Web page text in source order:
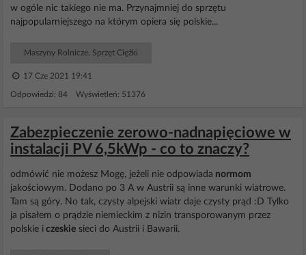
w ogóle nic takiego nie ma. Przynajmniej do sprzętu
najpopularniejszego na którym opiera się polskie...
Maszyny Rolnicze, Sprzęt Ciężki
17 Cze 2021 19:41
Odpowiedzi: 84 Wyświetleń: 51376
Zabezpieczenie zerowo-nadnapięciowe w
instalacji PV 6,5kWp - co to znaczy?
odmówić nie możesz Mogę, jeżeli nie odpowiada normom
jakościowym. Dodano po 3 A w Austrii są inne warunki wiatrowe.
Tam są góry. No tak, czysty alpejski wiatr daje czysty prąd :D Tylko
ja pisałem o prądzie niemieckim z nizin transporowanym przez
polskie i czeskie sieci do Austrii i Bawarii.